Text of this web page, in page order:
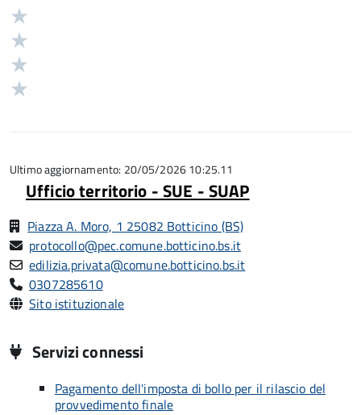
5
Ultimo aggiornamento: 20/05/2026 10:25.11
Ufficio territorio - SUE - SUAP
Piazza A. Moro, 1 25082 Botticino (BS)
protocollo@pec.comune.botticino.bs.it
edilizia.privata@comune.botticino.bs.it
0307285610
Sito istituzionale
Servizi connessi
Pagamento dell'imposta di bollo per il rilascio del
provvedimento finale